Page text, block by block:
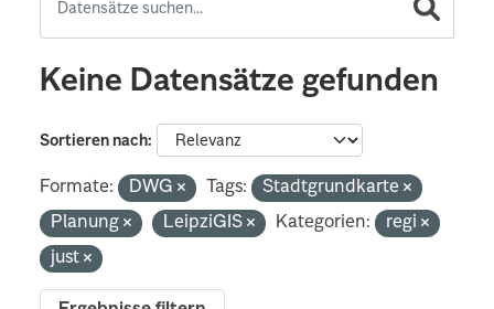
Keine Datensätze gefunden
Sortieren nach
Formate: DWG Tags:
Stadtgrundkarte
Planung
LeipziGIS Kategorien:
regi
just